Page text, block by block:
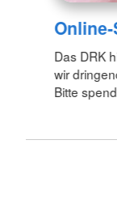
Das DRK
wir
Bitte